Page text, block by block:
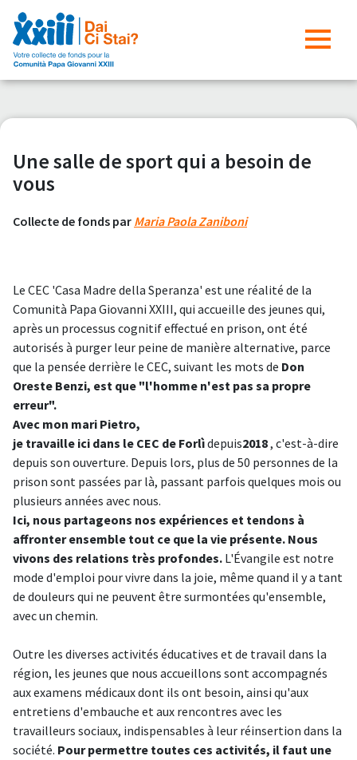
Une salle de sport qui a besoin de
vous
Collecte de fonds par Maria Paola Zaniboni
Le CEC 'Casa Madre della Speranza' est une réalité de la
Comunità Papa Giovanni XXIII, qui accueille des jeunes qui,
après un processus cognitif effectué en prison, ont été
autorisés à purger leur peine de manière alternative, parce
que la pensée derrière le CEC, suivant les mots de Don
Oreste Benzi, est que "l'homme n'est pas sa propre
erreur".
Avec mon mari Pietro,
je travaille ici dans le CEC de Forlìdepuis2018, c'est-à-dire
depuis son ouverture. Depuis lors, plus de 50 personnes de la
prison sont passées par là, passant parfois quelques mois ou
plusieurs années avec nous.
Ici, nous partageons nos expériences et tendons à
affronter ensemble tout ce que la vie présente. Nous
vivons des relations très profondes. L'Évangile est notre
mode d'emploi pour vivre dans la joie, même quand il y a tant
de douleurs qui ne peuvent être surmontées qu'ensemble,
avec un chemin.
Outre les diverses activités éducatives et de travail dans la
région, les jeunes que nous accueillons sont accompagnés
aux examens médicaux dont ils ont besoin, ainsi qu'aux
entretiens d'embauche et aux rencontres avec les
travailleurs sociaux, indispensables à leur réinsertion dans la
société. Pour permettre toutes ces activités, il faut une